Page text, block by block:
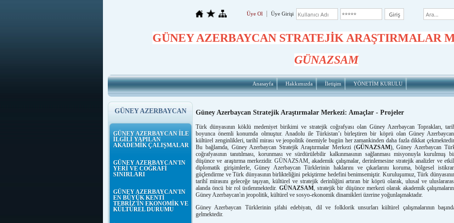
Üye Ol Üye Girişi
GÜNEY AZERBAYCAN STRATEJİK ARAŞTIRMALAR
GÜNAZSAM
Anasayfa Hakkımızda İletişim YÖNETİM KURULU
GÜNEY AZERBAYCAN
GÜNEY AZERBAYCAN İLE
İLGİLİ YAPILAN
AKADEMİK ÇALIŞMALAR
GÜNEY AZERBAYCAN'IN
YERİ VE COĞRAFİ
SINIRLARI
GÜNEY AZERBAYCAN'IN
EN BÜYÜK KENTİ
TEBRİZ'İN EKONOMİK VE
KÜLTÜREL DURUMU
Güney Azerbaycan Stratejik Araştırmalar Merkezi: Amaçlar - Projeler
Türk dünyasının köklü medeniyet birikimi ve stratejik coğrafyası olan Güney Azerbaycan Toprakları,
boyunca önemli konumda olmuştur. Anadolu ile Türkistan’ı birleştiren bir köprü olan Güney
kültürel zenginlikleri, tarihî mirası ve jeopolitik önemiyle bugün her zamankinden daha fazla dikkat
Bu bağlamda, Güney Azerbaycan Stratejik Araştırmalar Merkezi (GÜNAZSAM), Güney Azerbaycan
coğrafyasının tanıtılması, korunması ve sürdürülebilir kalkınmasının sağlanması misyonuyla kurulmuş
düşünce ve araştırma merkezidir. GÜNAZSAM, akademik çalışmalar, derinlemesine stratejik analizler ve
diplomatik girişimlerle, Güney Azerbaycan Türklerinin haklarını ve çıkarlarını koruma, bölgesel
güçlendirme ve Türk dünyasının birlikteliğini pekiştirme hedefini benimsemiştir. Kuruluşumuz, Türk
tarihî mirasını geleceğe taşıyan, kültürel ve stratejik derinliğini artıran bir köprü olarak, ulusal ve
alanda öncü bir rol üstlenmektedir. GÜNAZSAM, stratejik bir düşünce merkezi olarak akademik
Güney Azerbaycan'ın jeopolitik, kültürel ve sosyo-ekonomik dinamikleri üzerine yoğunlaşmaktadır.
Güney Azerbaycan Türklerinin şifahi edebiyatı, dil ve folklorik unsurları kültürel çalışmalarının
gelmektedir.